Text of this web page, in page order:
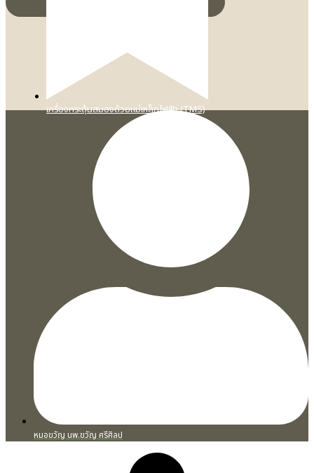
เครื่องกระตุ้นสมองด้วยแม่เหล็กไฟฟ้า (TMS)
หมอขวัญ นพ.ขวัญ ศรีศิลป